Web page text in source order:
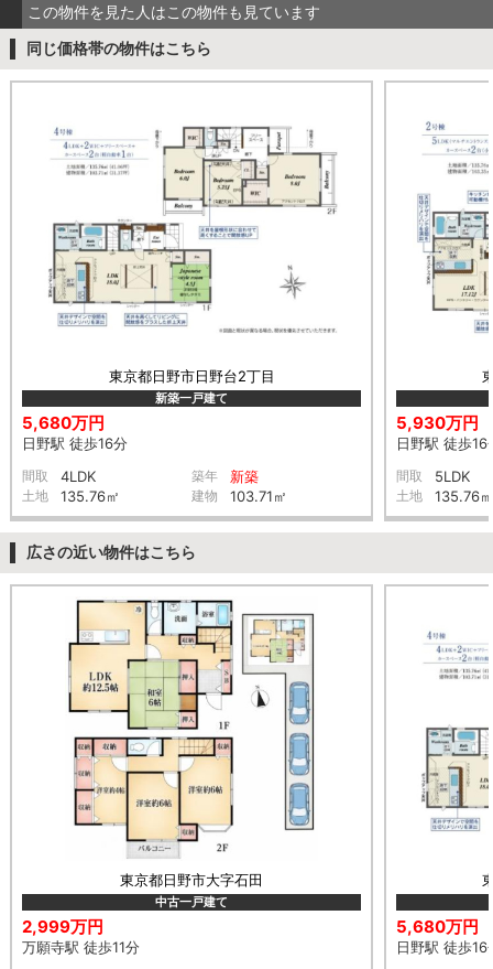
この物件を見た人はこの物件も見ています
同じ価格帯の物件はこちら
東京都日野市日野台2丁目
新築一戸建て
5,680万円
日野駅 徒歩16分
間取 4LDK 築年 新築
土地 135.76㎡ 建物 103.71㎡
5,930万円
日野駅 徒歩16
間取 5LDK
土地 135.76㎡
広さの近い物件はこちら
東京都日野市大字石田
中古一戸建て
2,999万円
万願寺駅 徒歩11分
5,680万円
日野駅 徒歩16